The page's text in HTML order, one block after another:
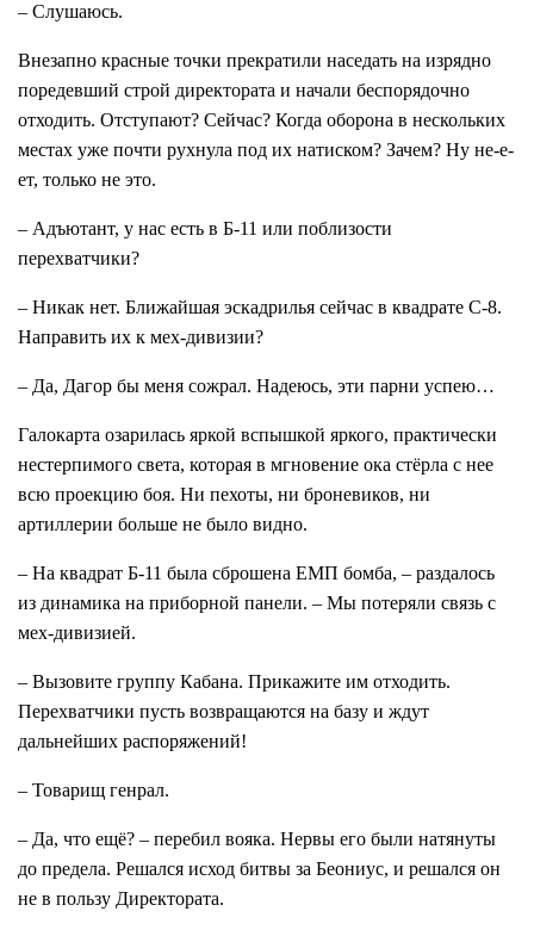
– Слушаюсь.
Внезапно красные точки прекратили наседать на изрядно
поредевший строй директората и начали беспорядочно
отходить. Отступают? Сейчас? Когда оборона в нескольких
местах уже почти рухнула под их натиском? Зачем? Ну не-е-
ет, только не это.
– Адъютант, у нас есть в Б-11 или поблизости
перехватчики?
– Никак нет. Ближайшая эскадрилья сейчас в квадрате С-8.
Направить их к мех-дивизии?
– Да, Дагор бы меня сожрал. Надеюсь, эти парни успею…
Галокарта озарилась яркой вспышкой яркого, практически
нестерпимого света, которая в мгновение ока стёрла с нее
всю проекцию боя. Ни пехоты, ни броневиков, ни
артиллерии больше не было видно.
– На квадрат Б-11 была сброшена ЕМП бомба, – раздалось
из динамика на приборной панели. – Мы потеряли связь с
мех-дивизией.
– Вызовите группу Кабана. Прикажите им отходить.
Перехватчики пусть возвращаются на базу и ждут
дальнейших распоряжений!
– Товарищ генрал.
– Да, что ещё? – перебил вояка. Нервы его были натянуты
до предела. Решался исход битвы за Беониус, и решался он
не в пользу Директората.